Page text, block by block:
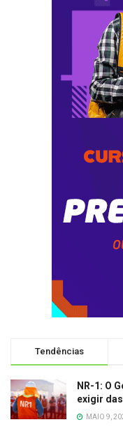
Tendências
NR-1: O
exigir
MAIO 9,